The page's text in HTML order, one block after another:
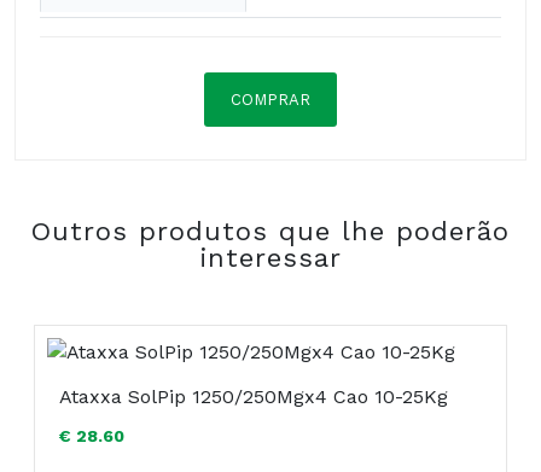
COMPRAR
COMPRAR
Outros produtos que lhe poderão
interessar
Ataxxa SolPip 1250/250Mgx4 Cao 10-25Kg
€ 28.60